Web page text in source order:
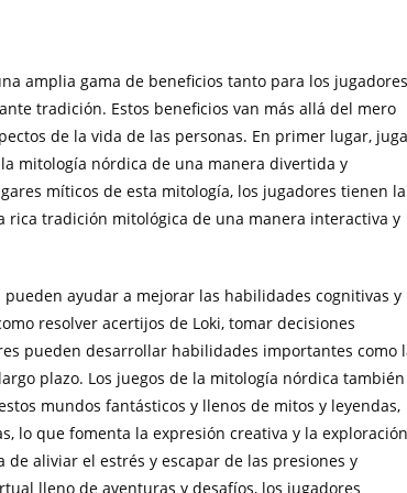
amplia gama de beneficios tanto para los jugadores
tradición. Estos beneficios van más allá del mero
de la vida de las personas. En primer lugar,
mitología nórdica de una manera divertida y
míticos de esta mitología, los jugadores tienen la
tradición mitológica de una manera interactiva y
ayudar a mejorar las habilidades cognitivas y
resolver acertijos de Loki, tomar decisiones
pueden desarrollar habilidades importantes como
plazo. Los juegos de la mitología nórdica también
mundos fantásticos y llenos de mitos y leyendas,
lo que fomenta la expresión creativa y la exploración
aliviar el estrés y escapar de las presiones y
lleno de aventuras y desafíos, los jugadores